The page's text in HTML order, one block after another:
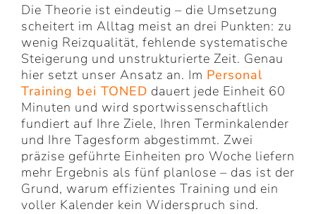
Die Theorie ist eindeutig – die Umsetzung
scheitert im Alltag meist an drei Punkten: zu
wenig Reizqualität, fehlende systematische
Steigerung und unstrukturierte Zeit. Genau
hier setzt unser Ansatz an. Im Personal
Training bei TONED dauert jede Einheit 60
Minuten und wird sportwissenschaftlich
fundiert auf Ihre Ziele, Ihren Terminkalender
und Ihre Tagesform abgestimmt. Zwei
präzise geführte Einheiten pro Woche liefern
mehr Ergebnis als fünf planlose – das ist der
Grund, warum effizientes Training und ein
voller Kalender kein Widerspruch sind.